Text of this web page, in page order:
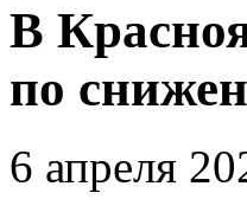
В
по
6 апреля